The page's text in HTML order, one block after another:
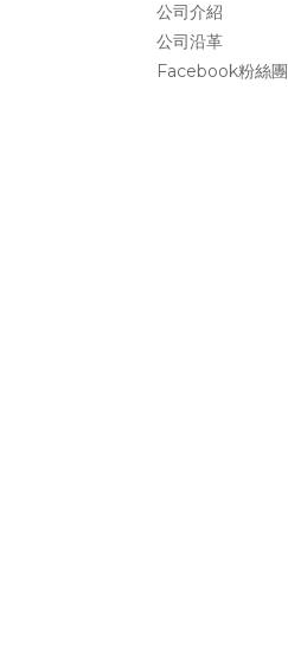
公司介紹
公司沿革
Facebook粉絲團